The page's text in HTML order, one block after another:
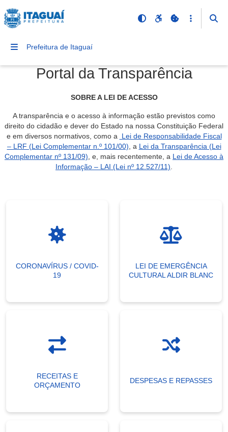
Prefeitura de Itaguaí
Portal da Transparência
SOBRE A LEI DE ACESSO
A transparência e o acesso à informação estão previstos como
direito do cidadão e dever do Estado na nossa Constituição Federal
e em diversos normativos, como a
Lei de Responsabilidade Fiscal
– LRF (Lei Complementar n.º 101/00) , a Lei da Transparência (Lei
Complementar nº 131/09) , e, mais recentemente, a Lei de Acesso à
Informação – LAI (Lei nº 12.527/11)
CORONAVÍRUS / COVID-
19
LEI DE EMERGÊNCIA
CULTURAL ALDIR BLANC
RECEITAS E
ORÇAMENTO
DESPESAS E REPASSES